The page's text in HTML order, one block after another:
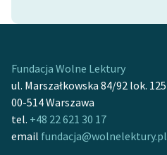
sprawozdania finansowe
Regulamin darowizn
Informacja o treściach
Fundacja Wolne Lektury
ul. Marszałkowska 84/92 lok. 125
00-514 Warszawa
tel. +48 22 621 30 17
email fundacja@wolnelektury.pl